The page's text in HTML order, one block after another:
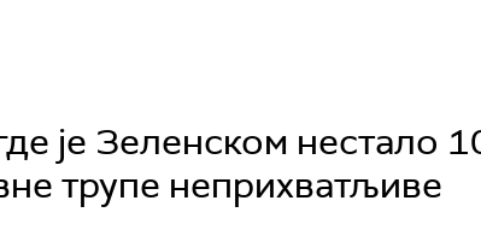
је Зеленском нестало
трупе неприхватљиве